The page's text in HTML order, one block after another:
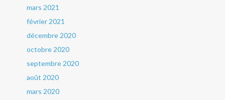
mars 2021
février 2021
décembre 2020
octobre 2020
septembre 2020
août 2020
mars 2020